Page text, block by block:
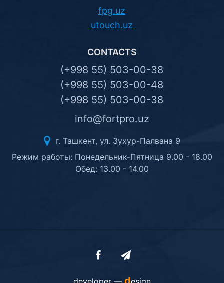
fpg.uz
utouch.uz
CONTACTS
(+998 55) 503-00-38
(+998 55) 503-00-48
(+998 55) 503-00-38
info@fortpro.uz
г. Ташкент, ул. Зухур-Палвана 9
Режим работы: Понедельник-Пятница 9.00 - 18.00
Обед: 13.00 - 14.00